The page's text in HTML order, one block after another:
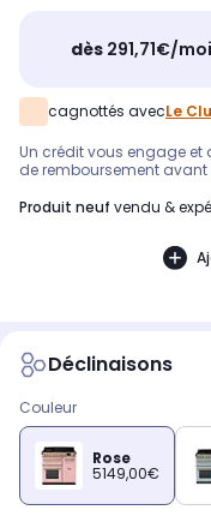
dès 291,71€/
cagnottés avecLe
Un crédit vous engage et
de remboursement
produit neuf vendu &
Déclinaisons
Couleur
Rose
5149,00€